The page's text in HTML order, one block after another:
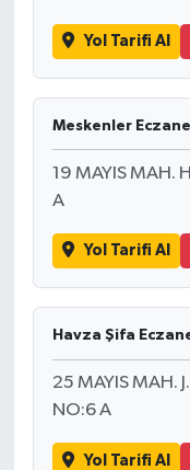
Yol Tarifi Al
Meskenler
19 MAYIS MAH.
A
Yol Tarifi Al
Havza Şifa
25 MAYIS MAH.
NO:6 A
Yol Tarifi Al